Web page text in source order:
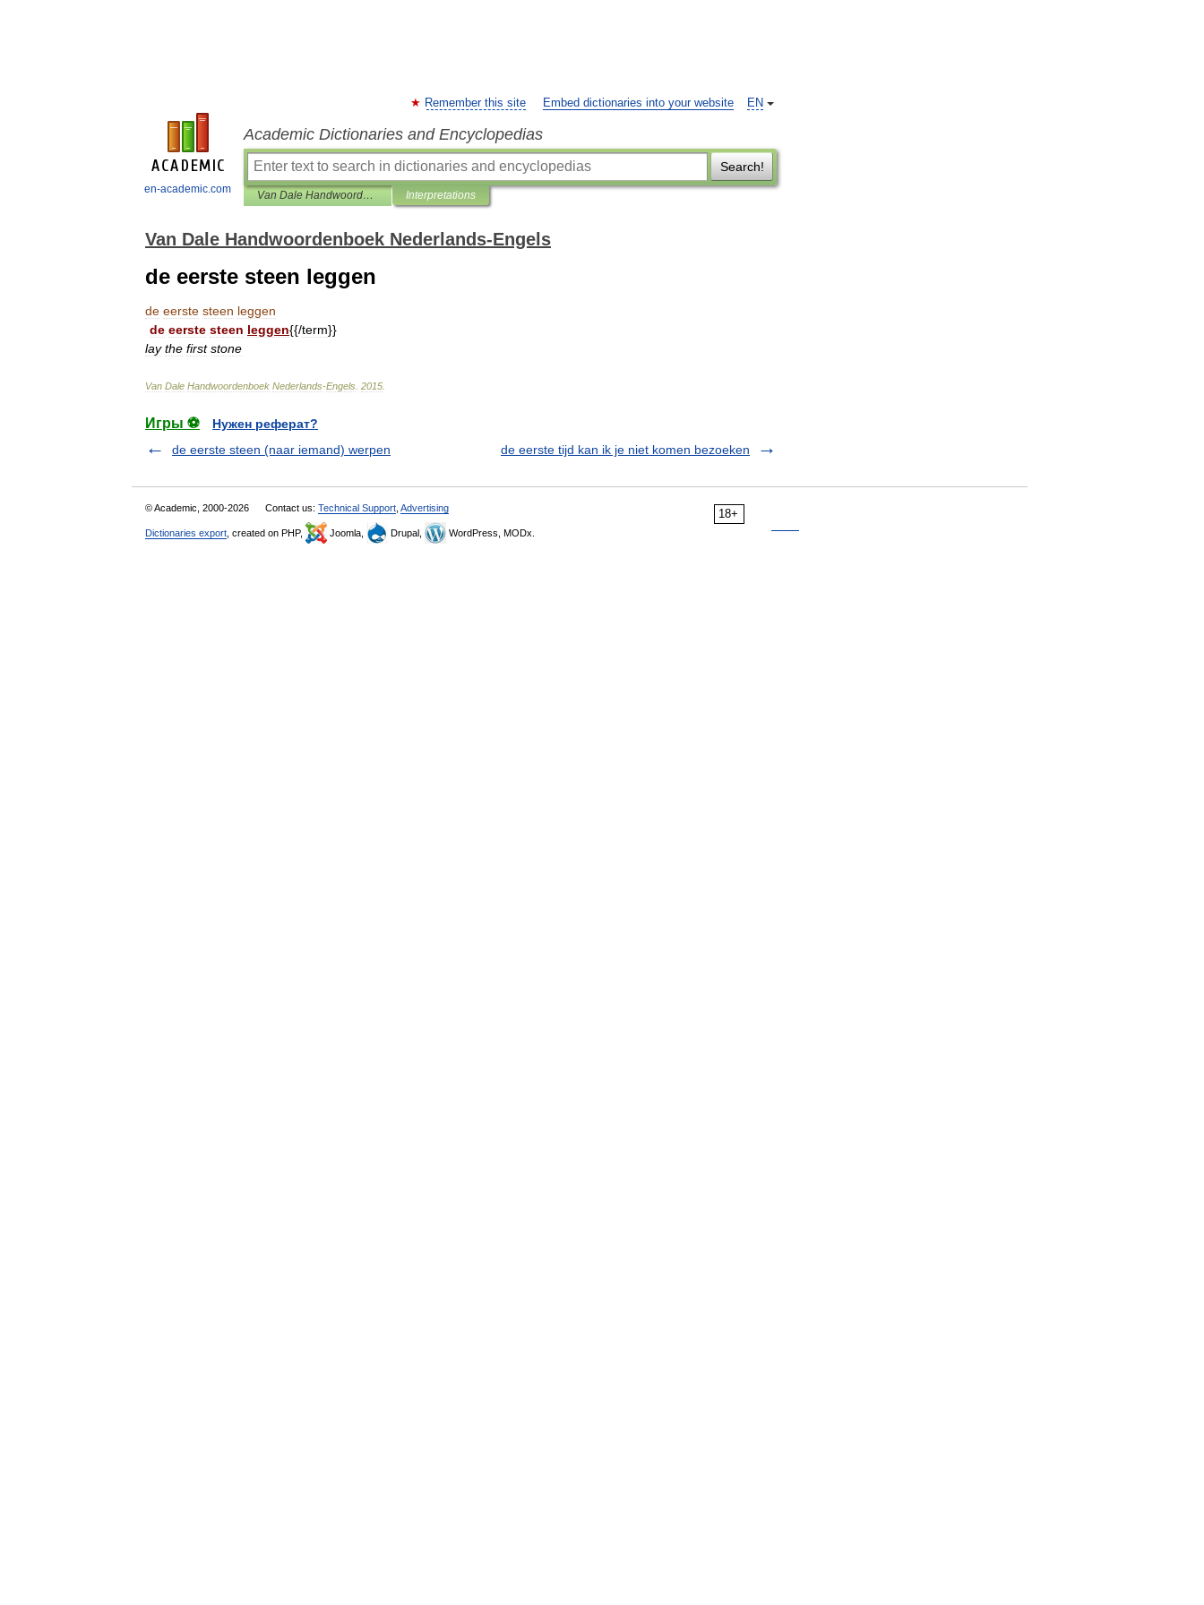
en-academic.com
EN
Remember this site Embed dictionaries into your website
Academic Dictionaries and Encyclopedias
Search!
Van Dale Handwoordenboek Nederlands-Engels Interpretations
Van Dale Handwoordenboek Nederlands-Engels
de eerste steen leggen
de eerste steen leggen
de eerste steen leggen{{/term}}
lay the first stone
Van Dale Handwoordenboek Nederlands-Engels 2015
Игры ⚽
Нужен реферат?
de eerste steen (naar iemand) werpen
de eerste tijd kan ik je niet komen bezoeken
18+
© Academic, 2000-2026 Contact us: Technical Support Advertising
Dictionaries export , created on PHP, Joomla, Drupal, WordPress, MODx.